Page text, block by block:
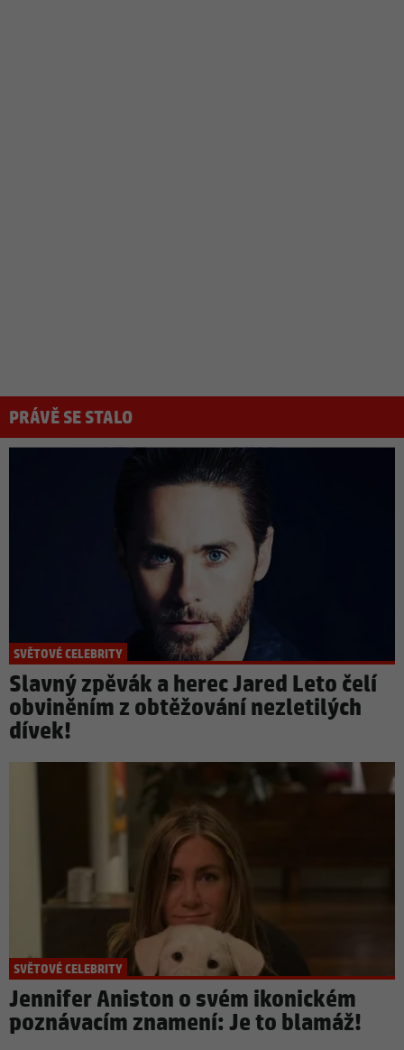
PRÁVĚ SE STALO
SVĚTOVÉ CELEBRITY
Slavný zpěvák a herec Jared Leto čelí
obviněním z obtěžování nezletilých
dívek!
SVĚTOVÉ CELEBRITY
Jennifer Aniston o svém ikonickém
poznávacím znamení: Je to blamáž!